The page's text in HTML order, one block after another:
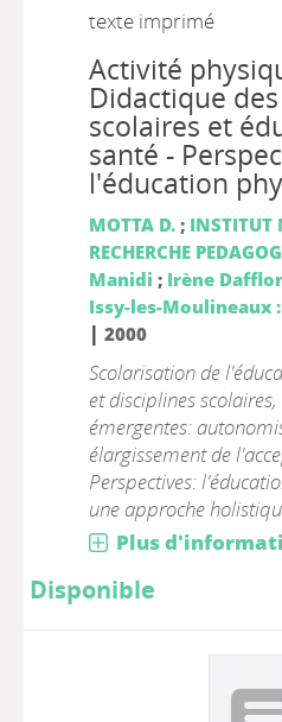
texte imprimé
Activité
Didactique
scolaires et
santé -
l'éducation
MOTTA D.; INSTITUT
RECHERCHE
Manidi ; Irène
Issy-les-Moulineaux
| 2000
Scolarisation de
et disciplines
émergentes:
élargissement de
Perspectives:
une approche
Plus
Disponible